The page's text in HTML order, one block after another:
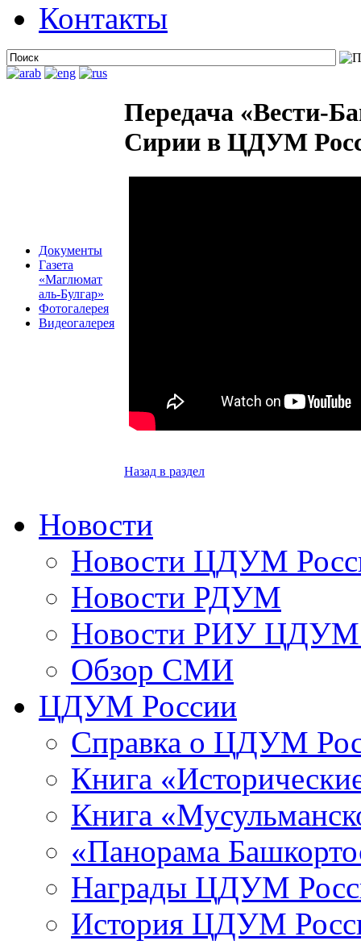
Контакты
Документы
Газета
«Маглюмат
аль-Булгар»
Фотогалерея
Видеогалерея
Передача «Вести-
Сирии в ЦДУМ
Назад в раздел
Новости
Новости ЦДУМ
Новости РДУМ
Новости РИУ ЦДУМ
Обзор СМИ
ЦДУМ России
Справка о ЦДУМ
Книга
Книга
«Панорама
Награды ЦДУМ
История ЦДУМ